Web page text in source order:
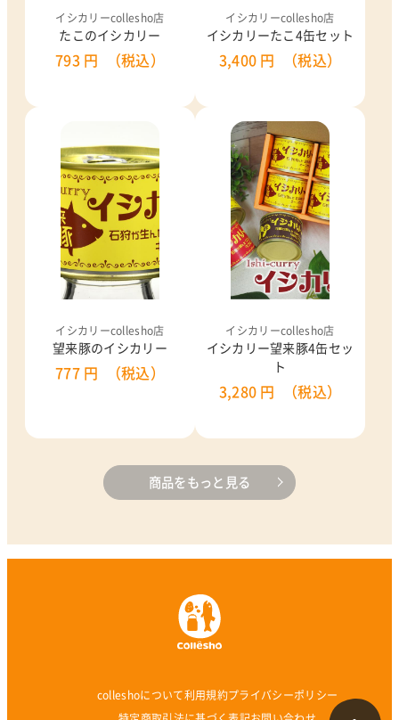
イシカリーcollesho店
たこのイシカリー
793 円 （税込）
イシカリーcollesho店
イシカリーたこ4缶セット
3,400 円 （税込）
イシカリーcollesho店
望来豚のイシカリー
777 円 （税込）
イシカリーcollesho店
イシカリー望来豚4缶セッ
ト
3,280 円 （税込）
商品をもっと見る
colleshoについて利用規約プライバシーポリシー